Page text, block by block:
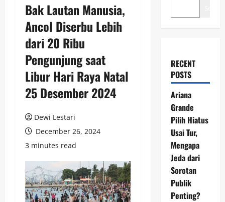
Bak Lautan Manusia,
Ancol Diserbu Lebih
dari 20 Ribu
Pengunjung saat
Libur Hari Raya Natal
25 Desember 2024
Dewi Lestari
December 26, 2024
3 minutes read
RECENT
POSTS
Ariana
Grande
Pilih Hiatus
Usai Tur,
Mengapa
Jeda dari
Sorotan
Publik
Penting?